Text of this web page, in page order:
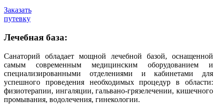
Заказать
путевку
Лечебная база:
Санаторий обладает мощной лечебной базой, оснащенной
самым современным медицинским оборудованием и
специализированными отделениями и кабинетами для
успешного проведения необходимых процедур в области:
физиотерапии, ингаляции, гальвано-грязелечении, кишечного
промывания, водолечения, гинекологии.